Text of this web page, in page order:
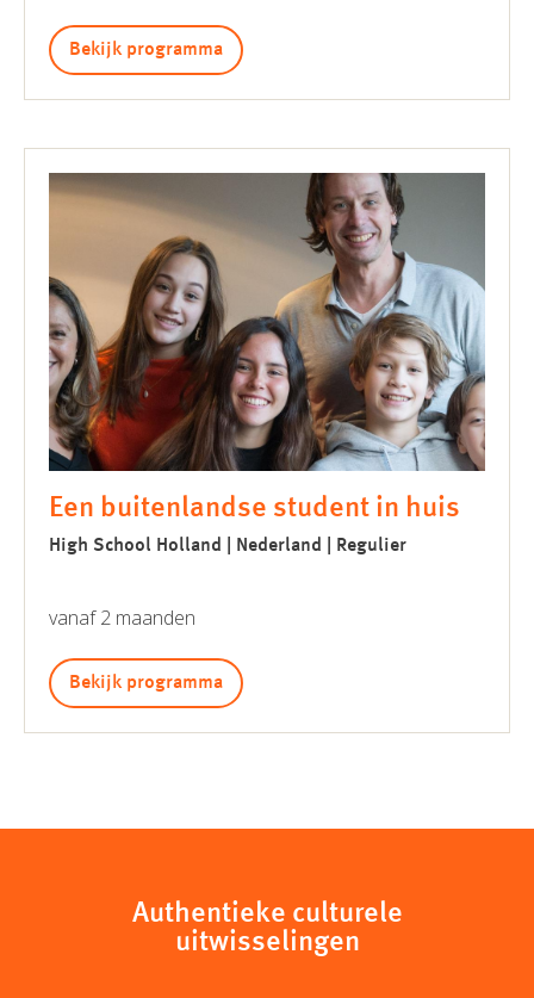
Bekijk programma
Een buitenlandse student in huis
High School Holland | Nederland | Regulier
vanaf 2 maanden
Bekijk programma
Authentieke culturele
uitwisselingen